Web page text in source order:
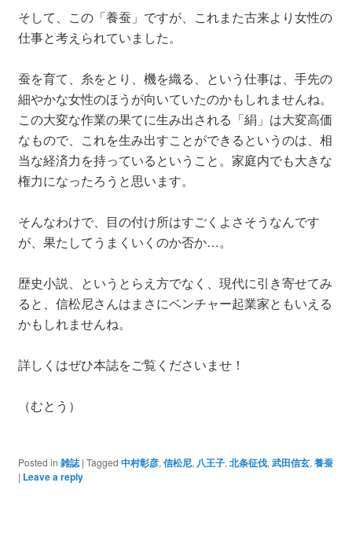
そして、この「養蚕」ですが、これまた古来より女性の
仕事と考えられていました。
蚕を育て、糸をとり、機を織る、という仕事は、手先の
細やかな女性のほうが向いていたのかもしれませんね。
この大変な作業の果てに生み出される「絹」は大変高価
なもので、これを生み出すことができるというのは、相
当な経済力を持っているということ。家庭内でも大きな
権力になったろうと思います。
そんなわけで、目の付け所はすごくよさそうなんです
が、果たしてうまくいくのか否か…。
歴史小説、というとらえ方でなく、現代に引き寄せてみ
ると、信松尼さんはまさにベンチャー起業家ともいえる
かもしれませんね。
詳しくはぜひ本誌をご覧くださいませ！
（むとう）
Posted in 雑誌 | Tagged 中村彰彦, 信松尼, 八王子, 北条征伐, 武田信玄, 養蚕
| Leave a reply